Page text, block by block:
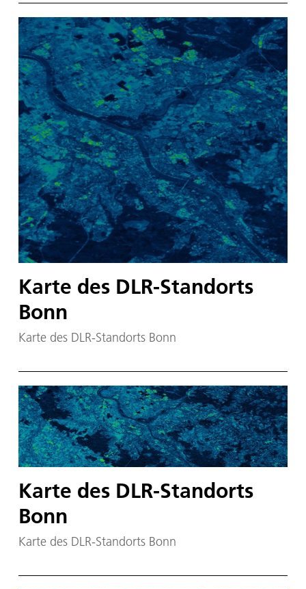
Karte des DLR-Standorts
Bonn
Karte des DLR-Standorts Bonn
Karte des DLR-Standorts
Bonn
Karte des DLR-Standorts Bonn